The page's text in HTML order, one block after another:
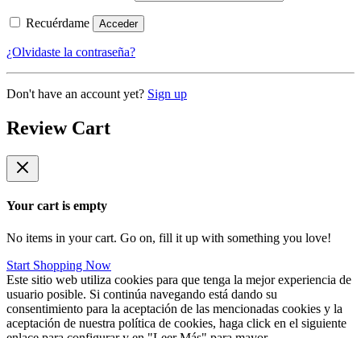
Recuérdame Acceder
¿Olvidaste la contraseña?
Don't have an account yet? Sign up
Review Cart
Your cart is empty
No items in your cart. Go on, fill it up with something you love!
Start Shopping Now
Este sitio web utiliza cookies para que tenga la mejor experiencia de
usuario posible. Si continúa navegando está dando su
consentimiento para la aceptación de las mencionadas cookies y la
aceptación de nuestra política de cookies, haga click en el siguiente